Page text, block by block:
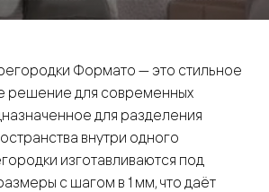
Формато — это стильное
решение для современных
для разделения
внутри одного
изготавливаются под
с шагом в 1 мм, что даёт